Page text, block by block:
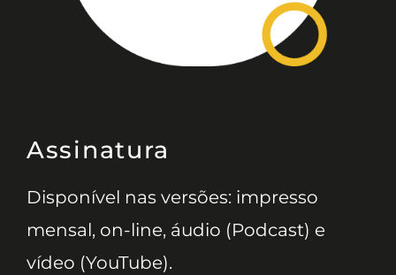
Assinatura
Disponível nas versões: impresso
mensal, on-line, áudio (Podcast) e
vídeo (YouTube).